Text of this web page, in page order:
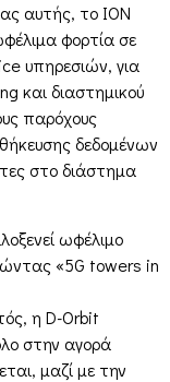
αυτής, το ION
φορτία σε
υπηρεσιών, για
και διαστημικού
παρόχους
δεδομένων
στο διάστημα
ωφέλιμο
«5G towers in
η D-Orbit
στην αγορά
μαζί με την